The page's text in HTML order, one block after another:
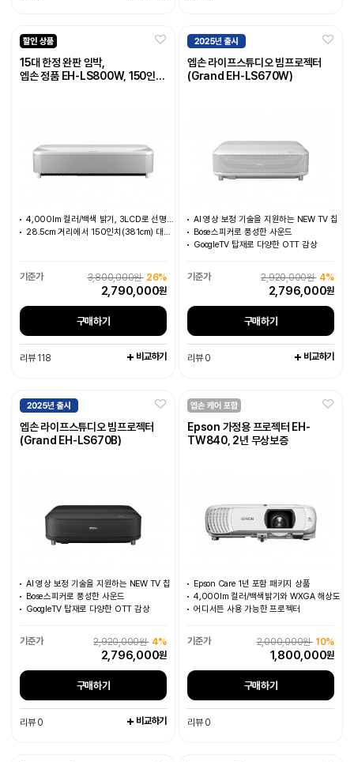
15대 한정 완판 임박,
엡손 정품 EH-LS800W, 150인치
4,000lm 컬러/백색 밝기, 3LCD로 선명한 색감
28.5cm 거리에서 150인치(381cm) 대화면 구현
3,800,000원 26%
2,790,000원
구매하기
리뷰 118 비교하기
엡손 라이프스튜디오 빔프로젝터
(Grand EH-LS670W)
AI 영상 보정 기술을 지원하는 NEW TV 칩
Bose스피커로 풍성한 사운드
GoogleTV 탑재로 다양한 OTT 감상
2,920,000원 4%
2,796,000원
구매하기
리뷰 0 비교하기
엡손 라이프스튜디오 빔프로젝터
(Grand EH-LS670B)
AI 영상 보정 기술을 지원하는 NEW TV 칩
Bose스피커로 풍성한 사운드
GoogleTV 탑재로 다양한 OTT 감상
2,920,000원 4%
2,796,000원
구매하기
리뷰 0 비교하기
Epson 가정용 프로젝터 EH-
TW840, 2년 무상보증
Epson Care 1년 포함 패키지 상품
4,000lm 컬러/백색밝기와 WXGA 해상도
어디서든 사용 가능한 프로젝터
2,000,000원 10%
1,800,000원
구매하기
리뷰 0